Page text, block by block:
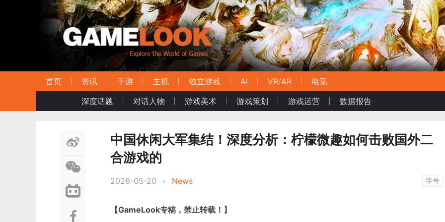
首页 资讯 手游 主机 独立游戏 AI VR/AR
电竞
深度话题
对话人物 游戏美术 游戏策划 游戏运营 数据报告
中国休闲大军集结！深度分析：柠檬微趣如何击败国外二
合游戏的
2026-05-20 • News 字号
【GameLook专稿，禁止转载！】